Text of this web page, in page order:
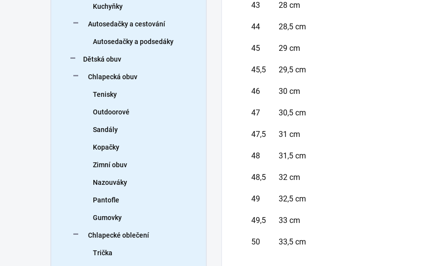
Kuchyňky
Autosedačky a cestování
Autosedačky a podsedáky
Dětská obuv
Chlapecká obuv
Tenisky
Outdoorové
Sandály
Kopačky
Zimní obuv
Nazouváky
Pantofle
Gumovky
Chlapecké oblečení
Trička
43 28 cm
44 28,5 cm
45 29 cm
45,5 29,5 cm
46 30 cm
47 30,5 cm
47,5 31 cm
48 31,5 cm
48,5 32 cm
49 32,5 cm
49,5 33 cm
50 33,5 cm